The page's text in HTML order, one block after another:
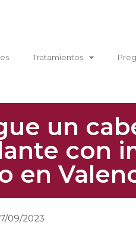
Tratamientos
un
con
en
09/2023